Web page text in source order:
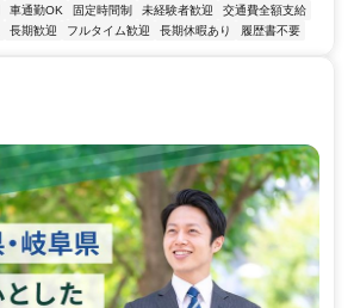
車通勤OK 固定時間制 未経験者歓迎
交通費全額支給
長期歓迎 フルタイム歓迎 長期休暇あり 履歴書不要